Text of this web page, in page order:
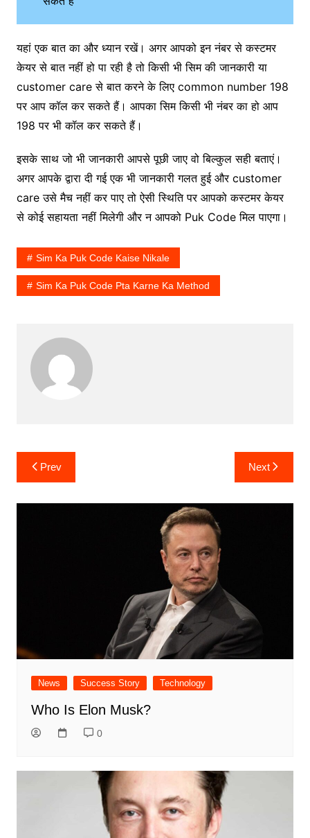
यहां एक बात का और ध्यान रखें। अगर आपको इन नंबर से कस्टमर
केयर से बात नहीं हो पा रही है तो किसी भी सिम की जानकारी या
customer care से बात करने के लिए common number 198
पर आप कॉल कर सकते हैं। आपका सिम किसी भी नंबर का हो आप
198 पर भी कॉल कर सकते हैं।
इसके साथ जो भी जानकारी आपसे पूछी जाए वो बिल्कुल सही बताएं।
अगर आपके द्वारा दी गई एक भी जानकारी गलत हुई और customer
care उसे मैच नहीं कर पाए तो ऐसी स्थिति पर आपको कस्टमर केयर
से कोई सहायता नहीं मिलेगी और न आपको Puk Code मिल पाएगा।
Sim Ka Puk Code Kaise Nikale
Sim Ka Puk Code Pta Karne Ka Method
Post
navigation
Prev Next
News Success Story Technology
Who Is Elon Musk?
0